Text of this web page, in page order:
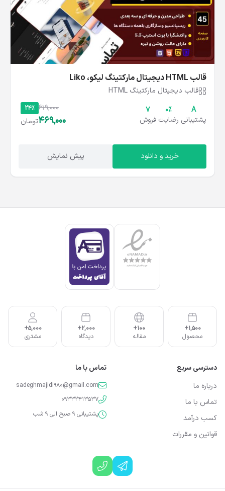
قالب HTML دیجیتال مارکتینگ لیکو، Liko
قالب دیجیتال مارکتینگ HTML
A
پشتیبانی
۰%
رضایت
۷
فروش
24% 619,000
469,000تومان
خرید و دانلود پیش نمایش
1,500+
محصول
100+
مقاله
2,000+
دیدگاه
5,000+
مشتری
دسترسی سریع
درباره ما
تماس با ما
کسب درآمد
قوانین و مقررات
تماس با ما
sadeghmajidi980@gmail.com
09332413537
پشتیبانی 9 صبح الی 9 شب